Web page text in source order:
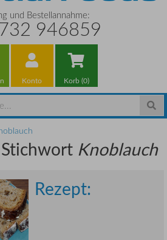
und Bestellannahme:
946859
Konto Korb (0)
Knoblauch
Rezept: